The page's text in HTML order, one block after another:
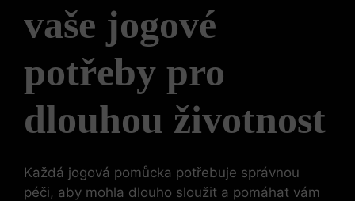
vaše jogové
potřeby pro
dlouhou životnost
Každá jogová pomůcka potřebuje správnou
péči, aby mohla dlouho sloužit a pomáhat vám